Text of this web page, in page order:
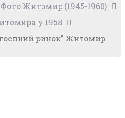
Фото Житомир (1945-1960)
у 1958
ринок” Житомир